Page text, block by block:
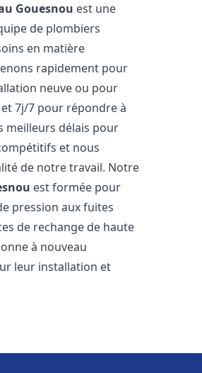
Gouesnou est une
de plombiers
en matière
rapidement pour
neuve ou pour
7j/7 pour répondre à
meilleurs délais pour
et nous
de notre travail. Notre
est formée pour
pression aux fuites
de rechange de haute
à nouveau
leur installation et